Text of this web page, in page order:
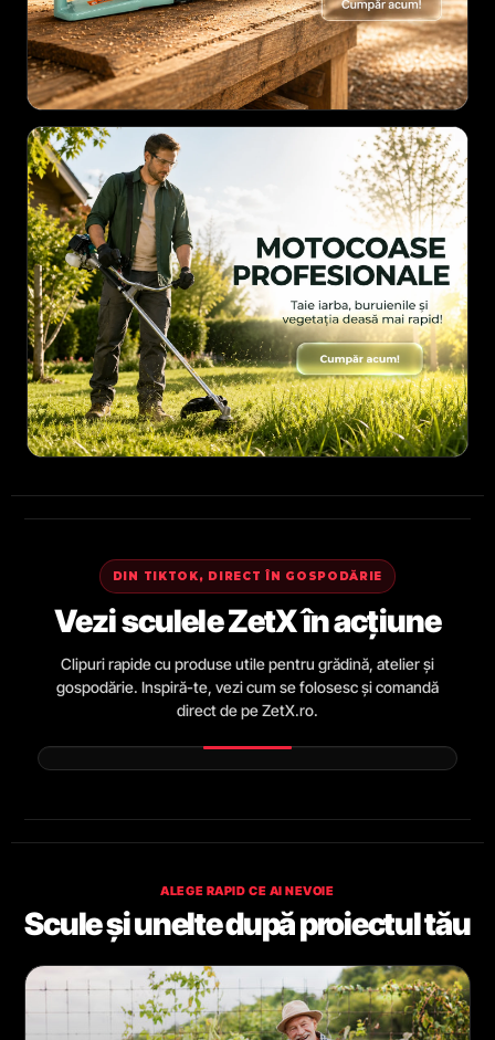
DIN TIKTOK, DIRECT ÎN GOSPODĂRIE
Vezi sculele ZetX în acțiune
Clipuri rapide cu produse utile pentru grădină, atelier și
gospodărie. Inspiră-te, vezi cum se folosesc și comandă
direct de pe ZetX.ro.
ALEGE RAPID CE AI NEVOIE
Scule și unelte după proiectul tău